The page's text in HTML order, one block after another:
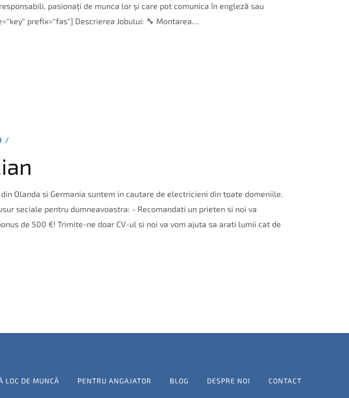
pasionați de munca lor și care pot comunica în engleză sau
prefix="fas"] Descrierea Jobului: 🔧 Montarea…
/
Olanda si Germania suntem in cautare de electricieni din toate domeniile.
seciale pentru dumneavoastra: - Recomandati un prieten si noi va
de 500 €! Trimite-ne doar CV-ul si noi va vom ajuta sa arati lumii cat de
LOC DE MUNCĂ PENTRU ANGAJATOR BLOG DESPRE NOI CONTACT